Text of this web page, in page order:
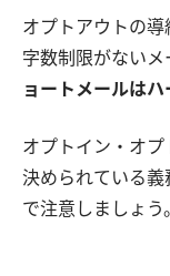
オプトアウトの
字数制限がないメ
ョートメールは
オプトイン・オプ
決められている義
で注意しましょう